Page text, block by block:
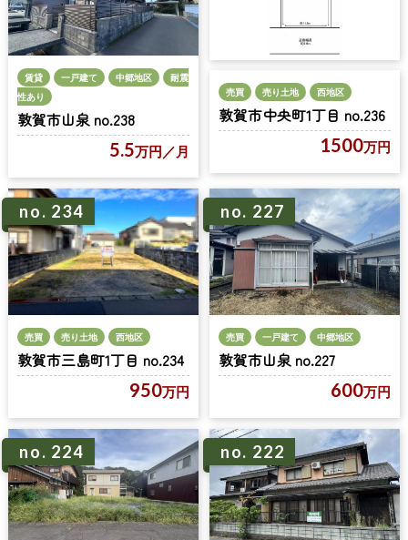
賃貸 一戸建て 中郷地区
耐震
性あり
敦賀市山泉 no.238
5.5万円 ／月
売買 売り土地 西地区
敦賀市中央町1丁目 no.236
1500万円
no. 234
売買 売り土地 西地区
敦賀市三島町1丁目 no.234
950万円
no. 227
売買 一戸建て 中郷地区
敦賀市山泉 no.227
600万円
no. 224 no. 222